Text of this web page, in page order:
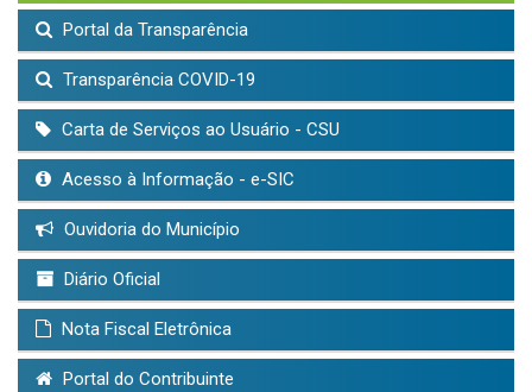
Portal da Transparência
Transparência COVID-19
Carta de Serviços ao Usuário - CSU
Acesso à Informação - e-SIC
Ouvidoria do Município
Diário Oficial
Nota Fiscal Eletrônica
Portal do Contribuinte